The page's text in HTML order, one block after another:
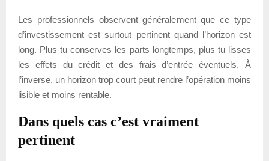
Les professionnels observent généralement que ce type
d’investissement est surtout pertinent quand l’horizon est
long. Plus tu conserves les parts longtemps, plus tu lisses
les effets du crédit et des frais d’entrée éventuels. À
l’inverse, un horizon trop court peut rendre l’opération moins
lisible et moins rentable.
Dans quels cas c’est vraiment
pertinent